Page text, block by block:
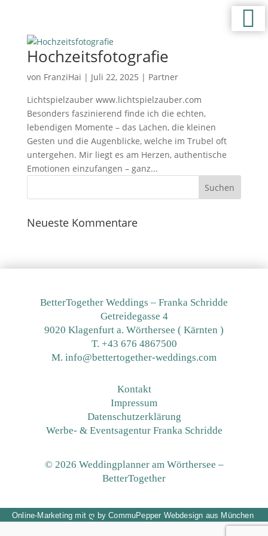
Hochzeitsfotografie
von FranziHai | Juli 22, 2025 | Partner
Lichtspielzauber www.lichtspielzauber.com
Besonders faszinierend finde ich die echten,
lebendigen Momente – das Lachen, die kleinen
Gesten und die Augenblicke, welche im Trubel oft
untergehen. Mir liegt es am Herzen, authentische
Emotionen einzufangen – ganz...
Neueste Kommentare
BetterTogether Weddings – Franka Schridde
Getreidegasse 4
9020 Klagenfurt a. Wörthersee ( Kärnten )
T. +43 676 4867500
M. info@bettertogether-weddings.com
Kontakt
Impressum
Datenschutzerklärung
Werbe- & Eventsagentur Franka Schridde
© 2026 Weddingplanner am Wörthersee –
BetterTogether
Online-Marketing mitღ byCommuPepper Webdesign aus München